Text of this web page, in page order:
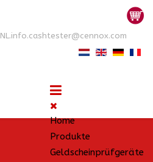
NL.info.cashtester@cennox.com
Home
Produkte
Geldscheinprüfgeräte